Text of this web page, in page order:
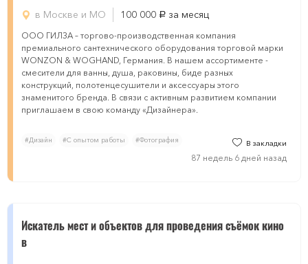
в Москве и МО
100 000 руб. за месяц
ООО ГИЛЗА – торгово-производственная компания
премиального сантехнического оборудования торговой марки
WONZON & WOGHAND, Германия. В нашем ассортименте -
смесители для ванны, душа, раковины, биде разных
конструкций, полотенцесушители и аксессуары этого
знаменитого бренда. В связи с активным развитием компании
приглашаем в свою команду «Дизайнера».
#Дизайн #С опытом работы #Фотография В закладки
87 недель 6 дней назад
Искатель мест и объектов для проведения съёмок кино
в